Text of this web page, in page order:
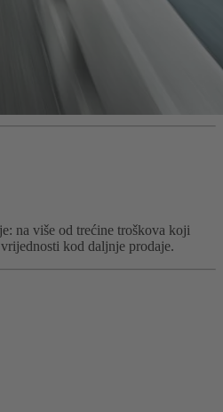
na više od trećine troškova koji
kod daljnje prodaje.